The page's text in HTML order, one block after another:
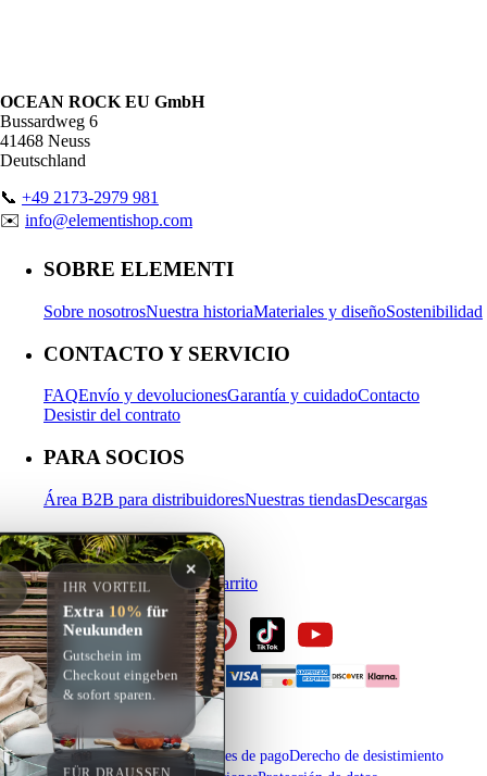
OCEAN ROCK EU GmbH
Bussardweg 6
41468 Neuss
Deutschland
📞 +49 2173-2979 981
✉️ info@elementishop.com
SOBRE ELEMENTI
Sobre nosotrosNuestra historiaMateriales y diseñoSostenibilidad
CONTACTO Y SERVICIO
FAQEnvío y devolucionesGarantía y cuidadoContacto
Desistir del contrato
PARA SOCIOS
Área B2B para distribuidoresNuestras tiendasDescargas
MI CUENTA
Iniciar sesiónRegistrarseCarrito
Aviso legal Envío y condiciones de pagoDerecho de desistimiento
✕
IHR VORTEIL
Extra 10% für
Neukunden
Gutschein im
Checkout eingeben
& sofort sparen.
FÜR DRAUSSEN G